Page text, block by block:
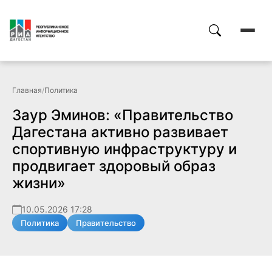
Главная/Политика
Заур Эминов: «Правительство
Дагестана активно развивает
спортивную инфраструктуру и
продвигает здоровый образ
жизни»
10.05.2026 17:28
Политика Правительство